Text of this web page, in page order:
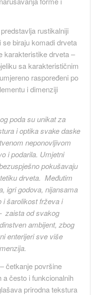
rustikalniji
biraju komadi drveta
karakteristike drveta –
sa karakterističnim
raspoređeni po
i dimenziji
poda su unikat za
i optika svake daske
neponovljivom
i podarila. Umjetni
pokušavaju
drveta. Međutim
igri godova, nijansama
i šarolikost frževa i
zaista od svakog
ambijent, zbog
enterijeri sve više
četkanje površine
često i funkcionalnih
prirodna tekstura